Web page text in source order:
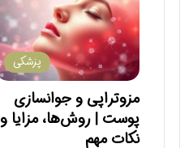
پزشکی
مزوتراپی و جوانسازی
پوست | روش‌ها، مزایا و
نکات مهم